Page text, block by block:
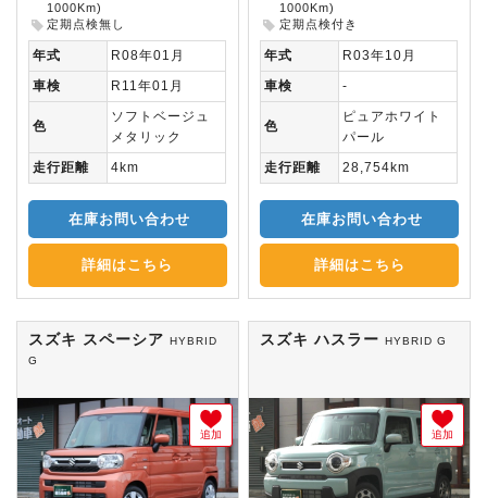
1000Km)
定期点検無し
年式
R08年01月
車検
R11年01月
色
ソフトベージュ
メタリック
走行距離
4km
在庫お問い合わせ
詳細はこちら
1000Km)
定期点検付き
年式
R03年10月
車検
-
色
ピュアホワイト
パール
走行距離
28,754km
在庫お問い合わせ
詳細はこちら
スズキ スペーシア HYBRID
G
追加
スズキ ハスラーHYBRID G
追加